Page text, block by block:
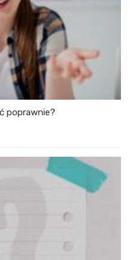
poprawnie?